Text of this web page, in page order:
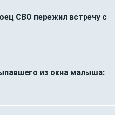
СВО пережил встречу с
из окна малыша: